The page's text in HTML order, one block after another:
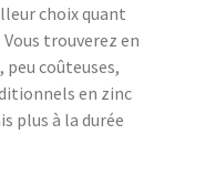
choix quant
trouverez en
peu coûteuses,
en zinc
plus à la durée